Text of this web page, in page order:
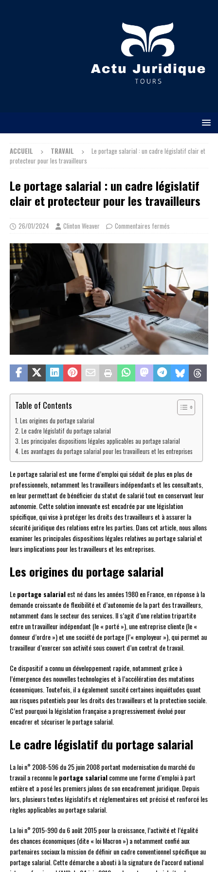
ACCUEIL TRAVAIL
Le portage salarial : un cadre législatif clair et
protecteur pour les travailleurs
Le portage salarial : un cadre législatif
clair et protecteur pour les travailleurs
26/01/2024 Clinton Weaver Commentaires fermés
Table of Contents
Les origines du portage salarial
Le cadre législatif du portage salarial
Les principales dispositions légales applicables au portage salarial
Les avantages du portage salarial pour les travailleurs et les entreprises
Le portage salarial est une forme d’emploi qui séduit de plus en plus de
professionnels, notamment les travailleurs indépendants et les consultants,
en leur permettant de bénéficier du statut de salarié tout en conservant leur
autonomie. Cette solution innovante est encadrée par une législation
spécifique, qui vise à protéger les droits des travailleurs et à assurer la
sécurité juridique des relations entre les parties. Dans cet article, nous allons
examiner les principales dispositions légales relatives au portage salarial et
leurs implications pour les travailleurs et les entreprises.
Les origines du portage salarial
Leportage salarialest né dans les années 1980 en France, en réponse à la
demande croissante de flexibilité et d’autonomie de la part des travailleurs,
notamment dans le secteur des services. Il s’agit d’une relation tripartite
entre un travailleur indépendant (le « porté »), une entreprise cliente (le «
donneur d’ordre ») et une société de portage (l’« employeur »), qui permet au
travailleur d’exercer son activité sous couvert d’un contrat de travail.
Ce dispositif a connu un développement rapide, notamment grâce à
l’émergence des nouvelles technologies et à l’accélération des mutations
économiques. Toutefois, il a également suscité certaines inquiétudes quant
aux risques potentiels pour les droits des travailleurs et la protection sociale.
C’est pourquoi la législation française a progressivement évolué pour
encadrer et sécuriser le portage salarial.
Le cadre législatif du portage salarial
La loi n° 2008-596 du 25 juin 2008 portant modernisation du marché du
travail a reconnu leportage salarialcomme une forme d’emploi à part
entière et a posé les premiers jalons de son encadrement juridique. Depuis
lors, plusieurs textes législatifs et réglementaires ont précisé et renforcé les
règles applicables au portage salarial.
La loi n° 2015-990 du 6 août 2015 pour la croissance, l’activité et l’égalité
des chances économiques (dite « loi Macron ») a notamment confié aux
partenaires sociaux la mission de définir un cadre conventionnel spécifique au
portage salarial. Cette démarche a abouti à la signature de l’accord national